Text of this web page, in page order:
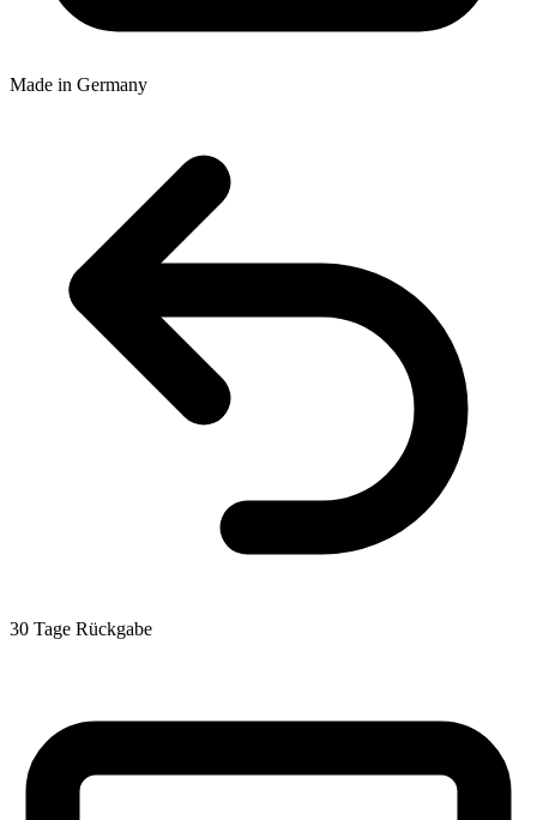
Made in Germany
30 Tage Rückgabe